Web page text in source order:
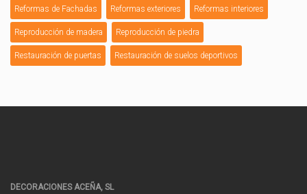
Reformas de Fachadas Reformas exteriores Reformas interiores
Reproducción de madera Reproducción de piedra
Restauración de puertas Restauración de suelos deportivos
DECORACIONES ACEÑA, SL